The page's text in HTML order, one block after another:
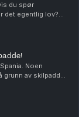
du spør
det egentlig lov?
at skal smake
Noen
av skilpadder.